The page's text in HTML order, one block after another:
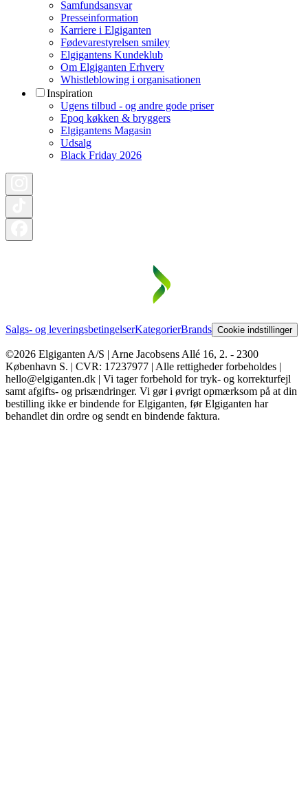
Samfundsansvar
Presseinformation
Karriere i Elgiganten
Fødevarestyrelsen smiley
Elgigantens Kundeklub
Om Elgiganten Erhverv
Whistleblowing i organisationen
Inspiration
Ugens tilbud - og andre gode priser
Epoq køkken & bryggers
Elgigantens Magasin
Udsalg
Black Friday 2026
Salgs- og leveringsbetingelserKategorierBrands Cookie indstillinger
©2026 Elgiganten A/S | Arne Jacobsens Allé 16, 2. - 2300
København S. | CVR: 17237977 | Alle rettigheder forbeholdes |
hello@elgiganten.dk | Vi tager forbehold for tryk- og korrekturfejl
samt afgifts- og prisændringer. Vi gør i øvrigt opmærksom på at din
bestilling ikke er bindende for Elgiganten, før Elgiganten har
behandlet din ordre og sendt en bindende faktura.